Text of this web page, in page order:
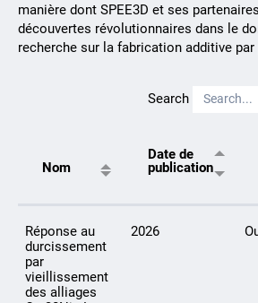
manière dont SPEE3D et ses
découvertes révolutionnaires dans le
recherche sur la fabrication additive
Search
Nom
Date de
publication
Réponse au
durcissement
par
vieillissement
des alliages
2026